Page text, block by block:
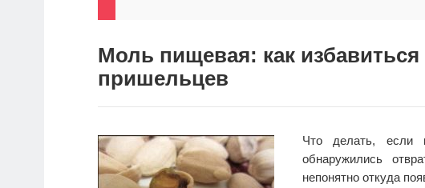
Моль пищевая: как
пришельцев
Что делать, если
обнаружились
непонятно откуда